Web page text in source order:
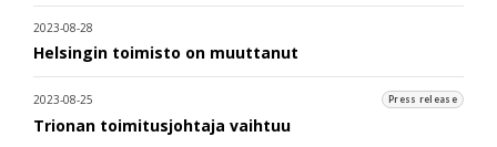
2023-08-28
Helsingin toimisto on muuttanut
2023-08-25 Press release
Trionan toimitusjohtaja vaihtuu